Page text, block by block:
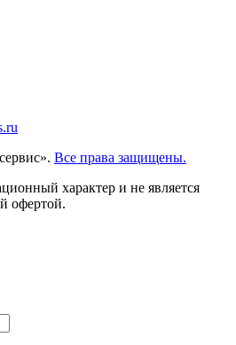
Все права защищены.
характер и не является
офертой.